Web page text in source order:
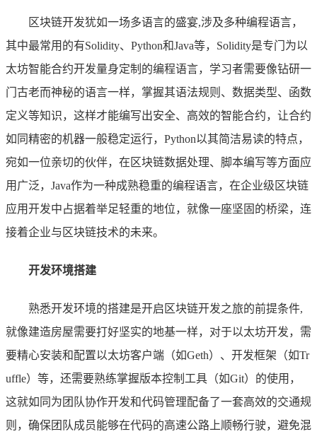
区块链开发犹如一场多语言的盛宴,涉及多种编程语言，
其中最常用的有Solidity、Python和Java等，Solidity是专门为以
太坊智能合约开发量身定制的编程语言，学习者需要像钻研一
门古老而神秘的语言一样，掌握其语法规则、数据类型、函数
定义等知识，这样才能编写出安全、高效的智能合约，让合约
如同精密的机器一般稳定运行，Python以其简洁易读的特点，
宛如一位亲切的伙伴，在区块链数据处理、脚本编写等方面应
用广泛，Java作为一种成熟稳重的编程语言，在企业级区块链
应用开发中占据着举足轻重的地位，就像一座坚固的桥梁，连
接着企业与区块链技术的未来。
开发环境搭建
熟悉开发环境的搭建是开启区块链开发之旅的前提条件,
就像建造房屋需要打好坚实的地基一样，对于以太坊开发，需
要精心安装和配置以太坊客户端（如Geth）、开发框架（如Tr
uffle）等，还需要熟练掌握版本控制工具（如Git）的使用，
这就如同为团队协作开发和代码管理配备了一套高效的交通规
则，确保团队成员能够在代码的高速公路上顺畅行驶，避免混